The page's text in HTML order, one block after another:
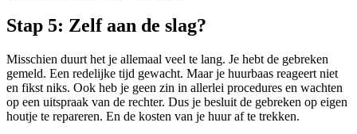
Stap 5: Zelf aan de slag?
Misschien duurt het je allemaal veel te lang. Je hebt de gebreken
gemeld. Een redelijke tijd gewacht. Maar je huurbaas reageert niet
en fikst niks. Ook heb je geen zin in allerlei procedures en wachten
op een uitspraak van de rechter. Dus je besluit de gebreken op eigen
houtje te repareren. En de kosten van je huur af te trekken.